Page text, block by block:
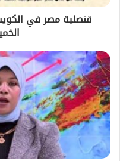
قنصلية مصر في